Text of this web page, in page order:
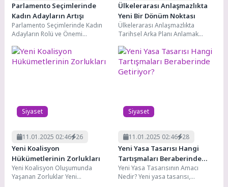
Parlamento Seçimlerinde
Kadın Adayların Artışı
Parlamento Seçimlerinde Kadın
Adayların Rolü ve Önemi
adayların varlığı, demokratik
süreçlerin sağlıklı...
Ülkelerarası Anlaşmazlıkta
Yeni Bir Dönüm Noktası
Ülkelerarası Anlaşmazlıkta
Tarihsel Arka Planı Anlamak
tarihsel arka planı anlamak,
mevcut çatışmaların köklerini...
Siyaset
11.01.2025 02:46 26
Yeni Koalisyon
Hükümetlerinin Zorlukları
Yeni Koalisyon Oluşumunda
Yaşanan Zorluklar Yeni
Siyaset
11.01.2025 02:46 28
Yeni Yasa Tasarısı Hangi
Tartışmaları Beraberinde
Getiriyor?
Yeni Yasa Tasarısının Amacı
Nedir? Yeni yasa tasarısı,